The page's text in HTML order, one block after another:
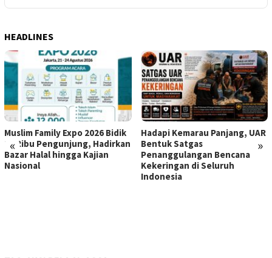
HEADLINES
« »
Muslim Family Expo 2026 Bidik
12 Ribu Pengunjung, Hadirkan
Bazar Halal hingga Kajian
Nasional
Hadapi Kemarau Panjang, UAR
Bentuk Satgas
Penanggulangan Bencana
Kekeringan di Seluruh
Indonesia